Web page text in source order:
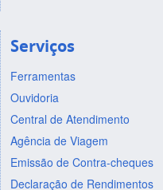
Serviços
Ferramentas
Ouvidoria
Central de Atendimento
Agência de Viagem
Emissão de Contra-cheques
Declaração de Rendimentos